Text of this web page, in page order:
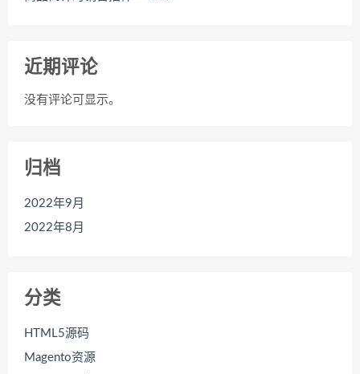
近期评论
没有评论可显示。
归档
2022年9月
2022年8月
分类
HTML5源码
Magento资源